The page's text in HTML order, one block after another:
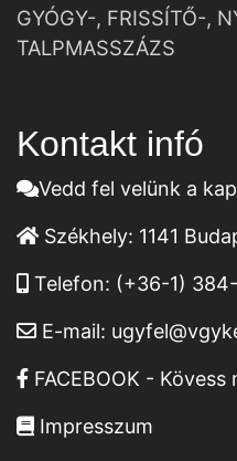
GYÓGY-, FRISSÍTŐ-,
TALPMASSZÁZS
Kontakt infó
Vedd fel velünk a
Székhely: 1141
Telefon: (+36-1)
E-mail:
FACEBOOK - Kövess
Impresszum